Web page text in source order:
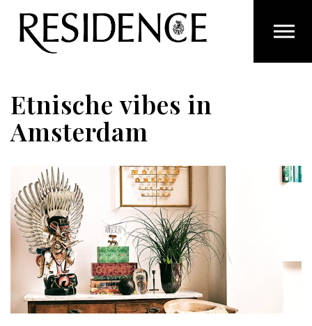
Overslaan en ga direct naar de inhoud
Etnische vibes in
Amsterdam